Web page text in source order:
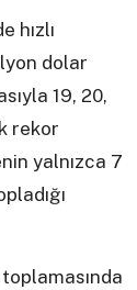
hızlı
dolar
19, 20,
rekor
yalnızca 7